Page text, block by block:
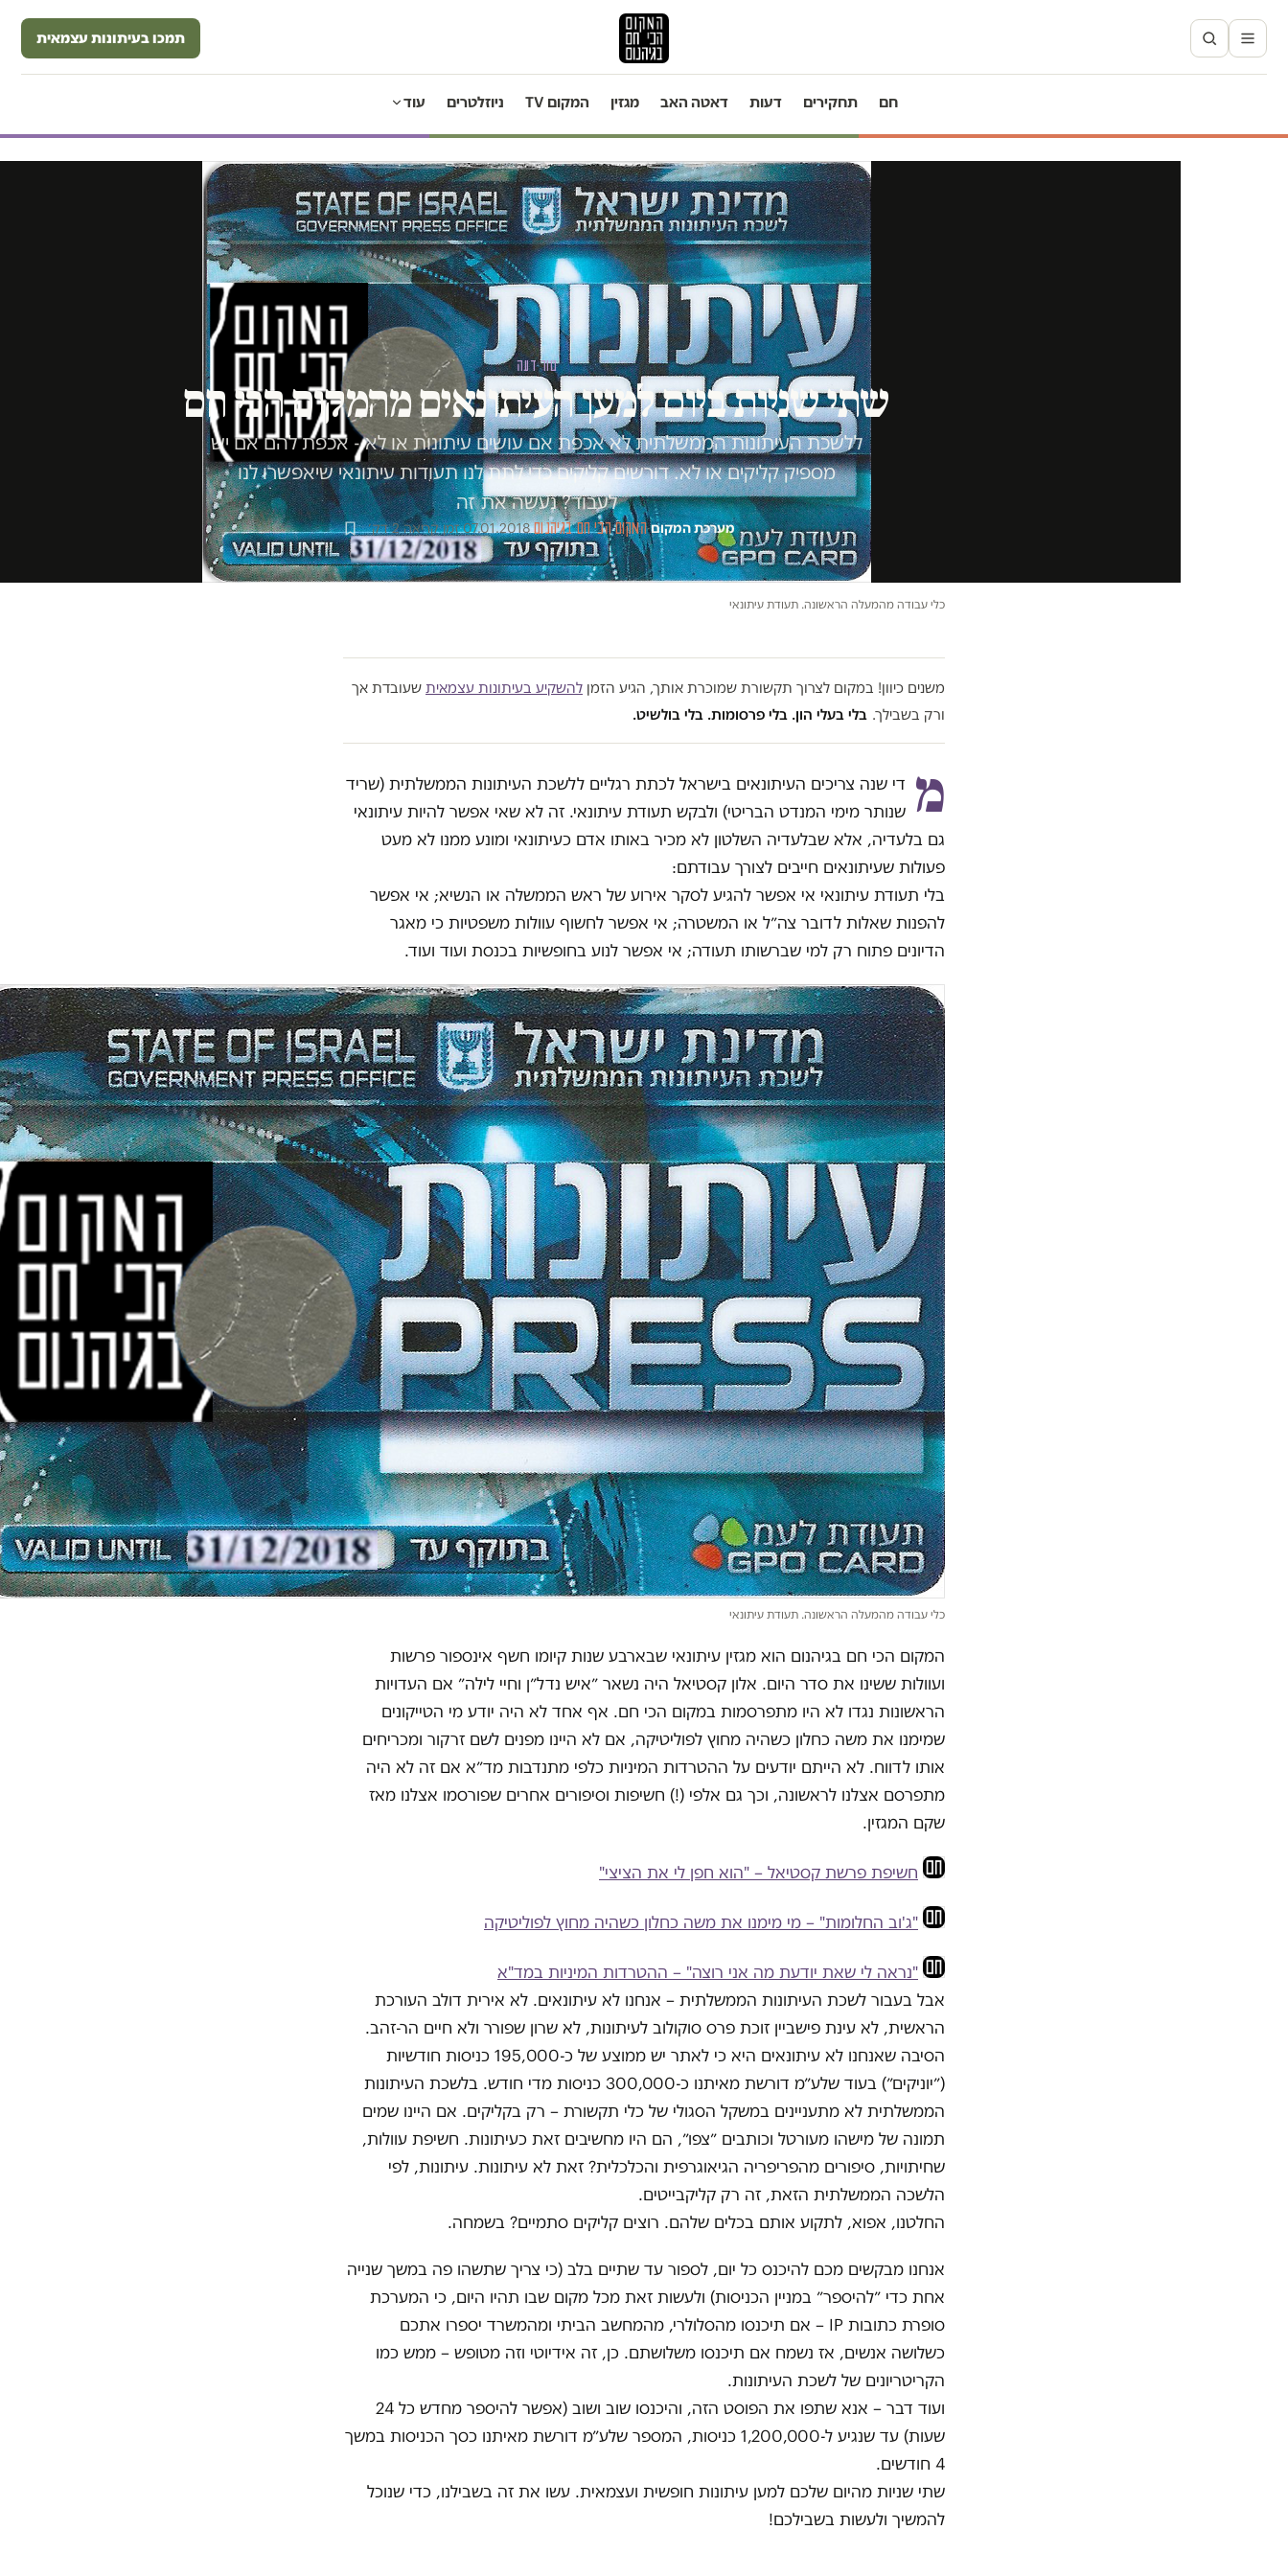
תמכו בעיתונות עצמאית
חם תחקירים דעות דאטה האב מגזין המקום TV ניוזלטרים עוד
טור דעה
שתי שניות ביום למען העיתונאים מהמקום הכי חם
ללשכת העיתונות הממשלתית לא אכפת אם עושים עיתונות או לא - אכפת להם אם יש
מספיק קליקים או לא. דורשים קליקים כדי לתת לנו תעודות עיתונאי שיאפשרו לנו
לעבוד? נעשה את זה
מערכת המקום·המקום הכי חם בגיהנום·
07.01.2018
·זמן קריאה 2 דק׳
כלי עבודה מהמעלה הראשונה. תעודת עיתונאי
משנים כיוון! במקום לצרוך תקשורת שמוכרת אותך, הגיע הזמן להשקיע בעיתונות עצמאית שעובדת אך
ורק בשבילך. בלי בעלי הון. בלי פרסומות. בלי בולשיט.
מ די שנה צריכים העיתונאים בישראל לכתת רגליים ללשכת העיתונות הממשלתית (שריד
שנותר מימי המנדט הבריטי) ולבקש תעודת עיתונאי. זה לא שאי אפשר להיות עיתונאי
גם בלעדיה, אלא שבלעדיה השלטון לא מכיר באותו אדם כעיתונאי ומונע ממנו לא מעט
פעולות שעיתונאים חייבים לצורך עבודתם:
בלי תעודת עיתונאי אי אפשר להגיע לסקר אירוע של ראש הממשלה או הנשיא; אי אפשר
להפנות שאלות לדובר צה״ל או המשטרה; אי אפשר לחשוף עוולות משפטיות כי מאגר
הדיונים פתוח רק למי שברשותו תעודה; אי אפשר לנוע בחופשיות בכנסת ועוד ועוד.
כלי עבודה מהמעלה הראשונה. תעודת עיתונאי
המקום הכי חם בגיהנום הוא מגזין עיתונאי שבארבע שנות קיומו חשף אינספור פרשות
ועוולות ששינו את סדר היום. אלון קסטיאל היה נשאר ״איש נדל״ן וחיי לילה״ אם העדויות
הראשונות נגדו לא היו מתפרסמות במקום הכי חם. אף אחד לא היה יודע מי הטייקונים
שמימנו את משה כחלון כשהיה מחוץ לפוליטיקה, אם לא היינו מפנים לשם זרקור ומכריחים
אותו לדווח. לא הייתם יודעים על ההטרדות המיניות כלפי מתנדבות מד״א אם זה לא היה
מתפרסם אצלנו לראשונה, וכך גם אלפי (!) חשיפות וסיפורים אחרים שפורסמו אצלנו מאז
שקם המגזין.
חשיפת פרשת קסטיאל – "הוא חפן לי את הציצי"
"ג'וב החלומות" – מי מימנו את משה כחלון כשהיה מחוץ לפוליטיקה
"נראה לי שאת יודעת מה אני רוצה" – ההטרדות המיניות במד"א
אבל בעבור לשכת העיתונות הממשלתית – אנחנו לא עיתונאים. לא אירית דולב העורכת
הראשית, לא עינת פישביין זוכת פרס סוקולוב לעיתונות, לא שרון שפורר ולא חיים הר-זהב.
הסיבה שאנחנו לא עיתונאים היא כי לאתר יש ממוצע של כ-195,000 כניסות חודשיות
(״יוניקים״) בעוד שלע״מ דורשת מאיתנו כ-300,000 כניסות מדי חודש. בלשכת העיתונות
הממשלתית לא מתעניינים במשקל הסגולי של כלי תקשורת – רק בקליקים. אם היינו שמים
תמונה של מישהו מעורטל וכותבים ״צפו״, הם היו מחשיבים זאת כעיתונות. חשיפת עוולות,
שחיתויות, סיפורים מהפריפריה הגיאוגרפית והכלכלית? זאת לא עיתונות. עיתונות, לפי
הלשכה הממשלתית הזאת, זה רק קליקבייטים.
החלטנו, אפוא, לתקוע אותם בכלים שלהם. רוצים קליקים סתמיים? בשמחה.
אנחנו מבקשים מכם להיכנס כל יום, לספור עד שתיים בלב (כי צריך שתשהו פה במשך שנייה
אחת כדי ״להיספר״ במניין הכניסות) ולעשות זאת מכל מקום שבו תהיו היום, כי המערכת
סופרת כתובות IP – אם תיכנסו מהסלולרי, מהמחשב הביתי ומהמשרד יספרו אתכם
כשלושה אנשים, אז נשמח אם תיכנסו משלושתם. כן, זה אידיוטי וזה מטופש – ממש כמו
הקריטריונים של לשכת העיתונות.
ועוד דבר – אנא שתפו את הפוסט הזה, והיכנסו שוב ושוב (אפשר להיספר מחדש כל 24
שעות) עד שנגיע ל-1,200,000 כניסות, המספר שלע״מ דורשת מאיתנו כסך הכניסות במשך
4 חודשים.
שתי שניות מהיום שלכם למען עיתונות חופשית ועצמאית. עשו את זה בשבילנו, כדי שנוכל
להמשיך ולעשות בשבילכם!